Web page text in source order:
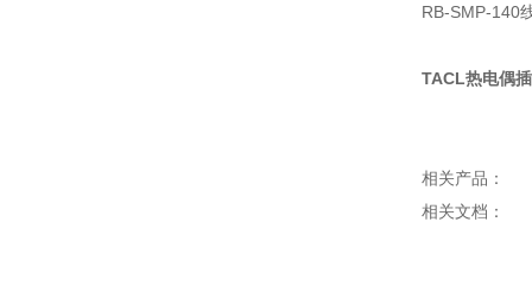
RB-SMP-140
TACL热电偶
相关产品：
相关文档：